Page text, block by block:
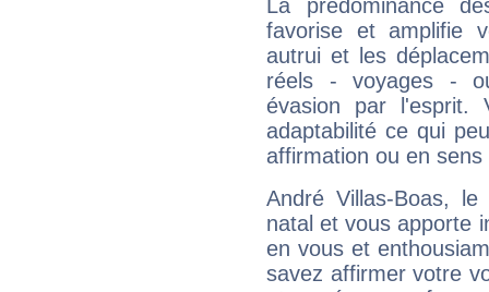
La prédominance
favorise et amplifie
autrui et les
réels - voyages -
évasion par l'esprit.
adaptabilité ce qui
affirmation ou en
André Villas-Boas,
natal et vous apporte
en vous et
savez affirmer votre